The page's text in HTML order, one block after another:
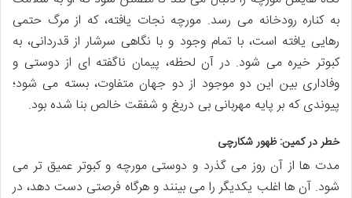
به کناره رودخانه می رسد. مورچه نجات یافته، که از مرگ حتمی
رهایی یافته است، با تمام وجود و با نگاهی سرشار از قدردانی، به
کبوتر خیره می شود. در آن لحظه، پیمان ناگفته ای از دوستی و
وفاداری بین این دو موجود از دو جهان متفاوت، بسته می شود؛
پیوندی که بر پایه مهربانی بی دریغ و شفقت خالص بنا شده بود.
خطر در کمین: ظهور شکارچی
مدت ها از آن روز می گذرد و دوستی مورچه و کبوتر عمیق تر می
شود. آن ها اغلب یکدیگر را می بینند و هرگاه فرصتی دست دهد، در